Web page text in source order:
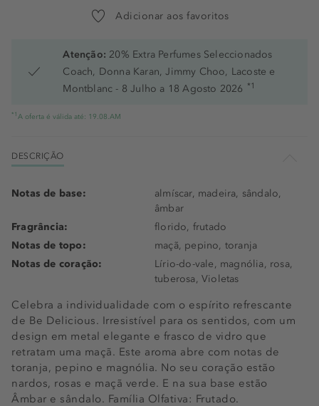
Adicionar aos favoritos
Atenção: 20% Extra Perfumes Seleccionados
Coach, Donna Karan, Jimmy Choo, Lacoste e
Montblanc - 8 Julho a 18 Agosto 2026 *1
*1 A oferta é válida até: 19.08.AM
DESCRIÇÃO
Celebra a individualidade com o espírito refrescante
de Be Delicious. Irresistível para os sentidos, com um
design em metal elegante e frasco de vidro que
retratam uma maçã. Este aroma abre com notas de
toranja, pepino e magnólia. No seu coração estão
nardos, rosas e maçã verde. E na sua base estão
Âmbar e sândalo. Família Olfativa: Frutado.
Notas de base:
almíscar, madeira, sândalo,
âmbar
Fragrância:
florido, frutado
Notas de topo:
maçã, pepino, toranja
Notas de coração:
Lírio-do-vale, magnólia, rosa,
tuberosa, Violetas